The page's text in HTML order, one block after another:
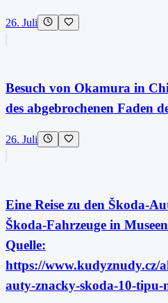
26. Juli
Besuch von Okamura in
des abgebrochenen Faden
26. Juli
Eine Reise zu den Škoda-
Škoda-Fahrzeuge in
Quelle:
https://www.kudyznudy.cz/
auty-znacky-skoda-10-